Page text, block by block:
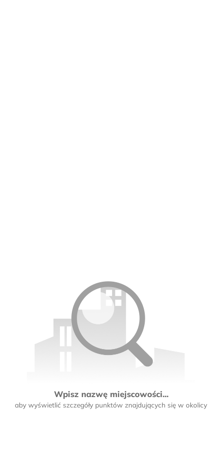
Wpisz nazwę miejscowości...
aby wyświetlić szczegóły punktów znajdujących się w okolicy